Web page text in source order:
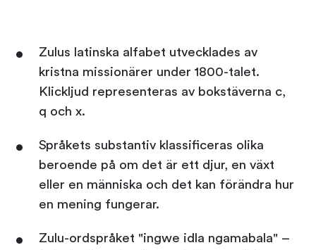
Zulus latinska alfabet utvecklades av
kristna missionärer under 1800-talet.
Klickljud representeras av bokstäverna c,
q och x.
Språkets substantiv klassificeras olika
beroende på om det är ett djur, en växt
eller en människa och det kan förändra hur
en mening fungerar.
Zulu-ordspråket "ingwe idla ngamabala" –